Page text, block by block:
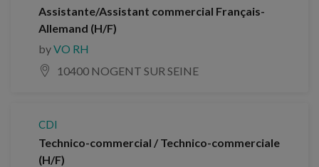
Assistante/Assistant commercial Français-
Allemand (H/F)
byVO RH
10400 NOGENT SUR SEINE
CDI
Technico-commercial / Technico-commerciale
(H/F)